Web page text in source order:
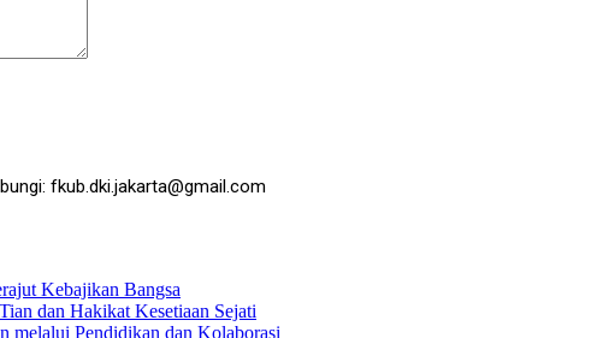
fkub.dki.jakarta@gmail.com
Kebajikan Bangsa
dan Hakikat Kesetiaan Sejati
Pendidikan dan Kolaborasi